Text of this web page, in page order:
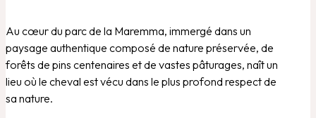
Au cœur du parc de la Maremma, immergé dans un
paysage authentique composé de nature préservée, de
forêts de pins centenaires et de vastes pâturages, naît un
lieu où le cheval est vécu dans le plus profond respect de
sa nature.